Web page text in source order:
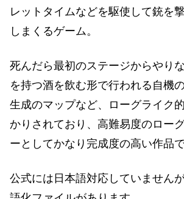
レットタイムなどを駆使して銃を
しまくるゲーム。
死んだら最初のステージからやり
を持つ酒を飲む形で行われる自機
生成のマップなど、ローグライク
かりされており、高難易度のロー
ーとしてかなり完成度の高い作品で
公式には日本語対応していません